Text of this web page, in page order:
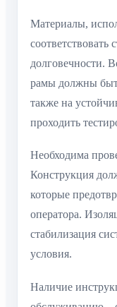
Материалы,
соответствовать
долговечности.
рамы должны
также на
проходить
Необходима
Конструкция
которые
оператора.
стабилизация
условия.
Наличие